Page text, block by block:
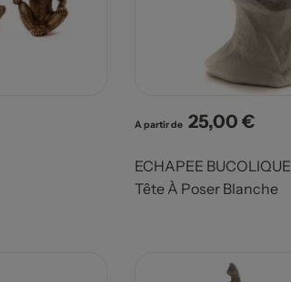
A partir de Prix
25,00 €
ECHAPEE BUCOLIQUE
Tête À Poser Blanche